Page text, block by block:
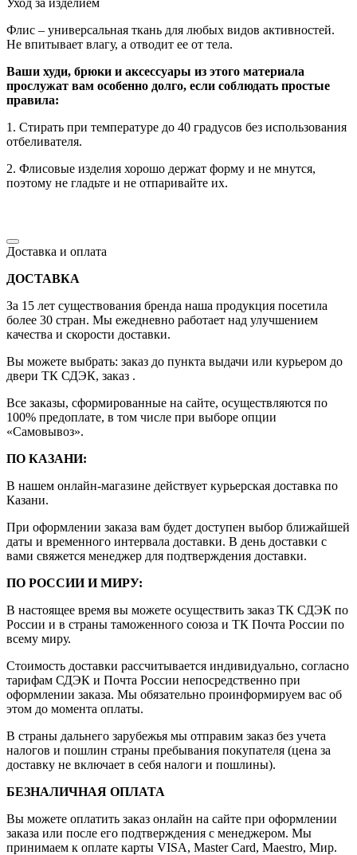
Уход за изделием
Флис – универсальная ткань для любых видов активностей.
Не впитывает влагу, а отводит ее от тела.
Ваши худи, брюки и аксессуары из этого материала
прослужат вам особенно долго, если соблюдать простые
правила:
1. Стирать при температуре до 40 градусов без использования
отбеливателя.
2. Флисовые изделия хорошо держат форму и не мнутся,
поэтому не гладьте и не отпаривайте их.
Доставка и оплата
ДОСТАВКА
За 15 лет существования бренда наша продукция посетила
более 30 стран. Мы ежедневно работает над улучшением
качества и скорости доставки.
Вы можете выбрать: заказ до пункта выдачи или курьером до
двери ТК СДЭК, заказ .
Все заказы, сформированные на сайте, осуществляются по
100% предоплате, в том числе при выборе опции
«Самовывоз».
ПО КАЗАНИ:
В нашем онлайн-магазине действует курьерская доставка по
Казани.
При оформлении заказа вам будет доступен выбор ближайшей
даты и временного интервала доставки. В день доставки с
вами свяжется менеджер для подтверждения доставки.
ПО РОССИИ И МИРУ:
В настоящее время вы можете осуществить заказ ТК СДЭК по
России и в страны таможенного союза и ТК Почта России по
всему миру.
Стоимость доставки рассчитывается индивидуально, согласно
тарифам СДЭК и Почта России непосредственно при
оформлении заказа. Мы обязательно проинформируем вас об
этом до момента оплаты.
В страны дальнего зарубежья мы отправим заказ без учета
налогов и пошлин страны пребывания покупателя (цена за
доставку не включает в себя налоги и пошлины).
БЕЗНАЛИЧНАЯ ОПЛАТА
Вы можете оплатить заказ онлайн на сайте при оформлении
заказа или после его подтверждения с менеджером. Мы
принимаем к оплате карты VISA, Master Card, Maestro, Мир.